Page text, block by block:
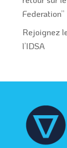
Federation”
Rejoignez
l’IDSA